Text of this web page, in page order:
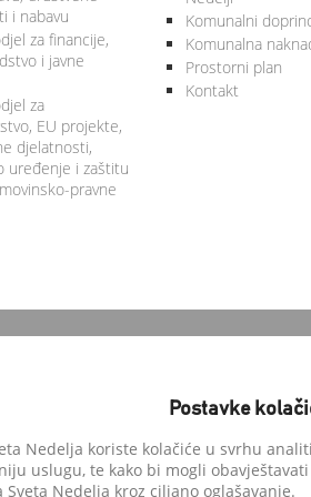
i nabavu
za financije,
i javne
za
EU projekte,
djelatnosti,
uređenje i zaštitu
pravne
Komunalni
Komunalna
Prostorni plan
Kontakt
Postavke
Nedelja koriste kolačiće u svrhu
uslugu, te kako bi mogli
Nedelja kroz ciljano oglašavanje.